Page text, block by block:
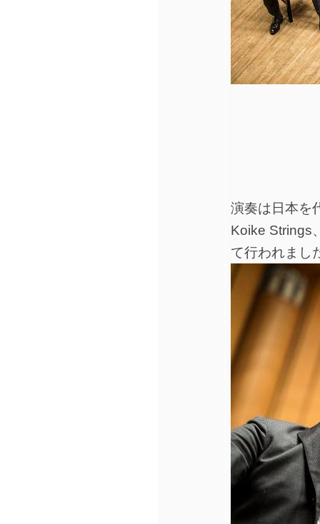
演奏は日本を
Koike Strings
て行われまし